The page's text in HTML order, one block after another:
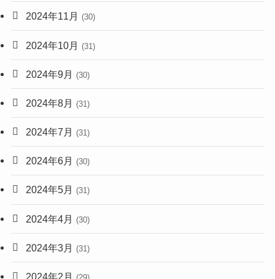
2024年11月 (30)
2024年10月 (31)
2024年9月 (30)
2024年8月 (31)
2024年7月 (31)
2024年6月 (30)
2024年5月 (31)
2024年4月 (30)
2024年3月 (31)
2024年2月